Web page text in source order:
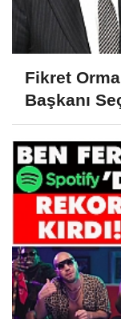
Fikret
Başkanı